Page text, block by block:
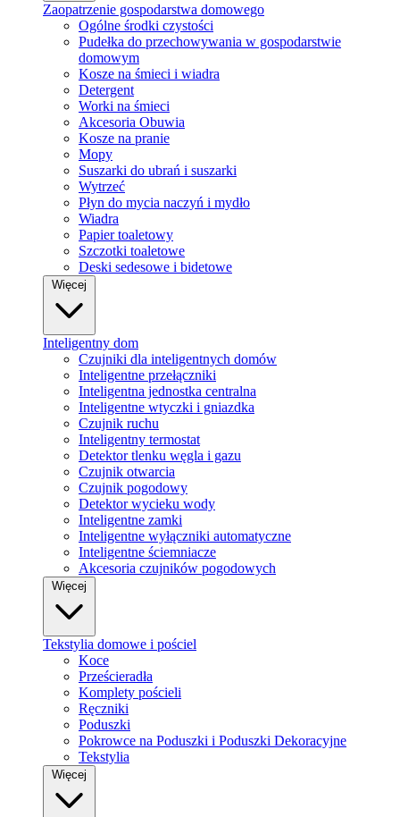
Zaopatrzenie gospodarstwa domowego
Ogólne środki czystości
Pudełka do przechowywania w gospodarstwie
domowym
Kosze na śmieci i wiadra
Detergent
Worki na śmieci
Akcesoria Obuwia
Kosze na pranie
Mopy
Suszarki do ubrań i suszarki
Wytrzeć
Płyn do mycia naczyń i mydło
Wiadra
Papier toaletowy
Szczotki toaletowe
Deski sedesowe i bidetowe
Inteligentny dom
Czujniki dla inteligentnych domów
Inteligentne przełączniki
Inteligentna jednostka centralna
Inteligentne wtyczki i gniazdka
Czujnik ruchu
Inteligentny termostat
Detektor tlenku węgla i gazu
Czujnik otwarcia
Czujnik pogodowy
Detektor wycieku wody
Inteligentne zamki
Inteligentne wyłączniki automatyczne
Inteligentne ściemniacze
Akcesoria czujników pogodowych
Tekstylia domowe i pościel
Koce
Prześcieradła
Komplety pościeli
Ręczniki
Poduszki
Pokrowce na Poduszki i Poduszki Dekoracyjne
Tekstylia